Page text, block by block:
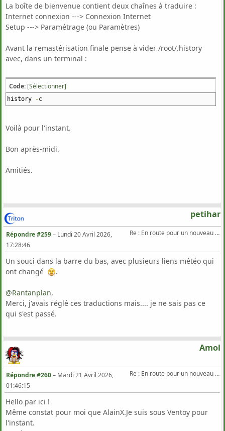
La boîte de bienvenue contient deux chaînes à traduire :
Internet connexion ---> Connexion Internet
Setup ---> Paramétrage (ou Paramètres)
Avant la remastérisation finale pense à vider /root/.history
avec, dans un terminal :
Code: [Sélectionner]
history -c
Voilà pour l'instant.
Bon après-midi.
Amitiés.
petihar
Re : En route pour un nouveau Triton .
Répondre #259– Lundi 20 Avril 2026,
17:28:46
Un souci dans la barre du bas, avec plusieurs liens météo qui
ont changé
.
@Rantanplan,
Merci, j'avais réglé ces traductions mais.... je ne sais pas ce
qui s'est passé.
Amol
Re : En route pour un nouveau Triton .
Répondre #260– Mardi 21 Avril 2026,
01:46:15
Hello par ici !
Même constat pour moi que AlainX.Je suis sous Ventoy pour
l'instant.